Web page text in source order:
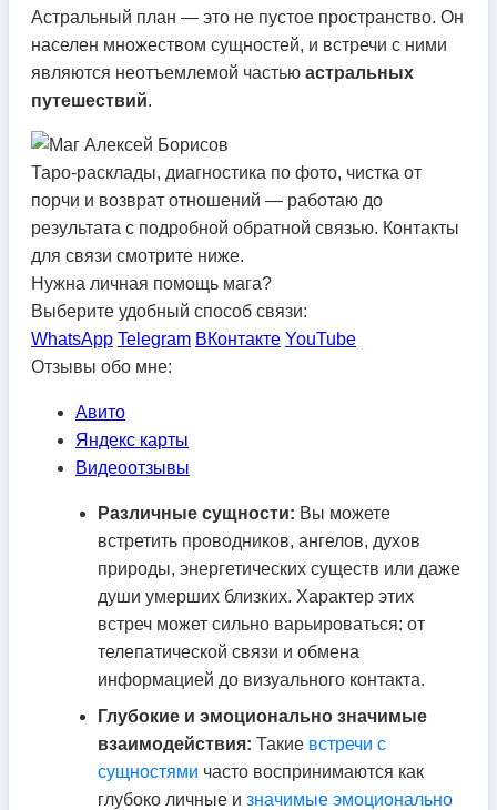
Астральный план — это не пустое пространство. Он
населен множеством сущностей, и встречи с ними
являются неотъемлемой частью астральных
путешествий.
Таро-расклады, диагностика по фото, чистка от
порчи и возврат отношений — работаю до
результата с подробной обратной связью. Контакты
для связи смотрите ниже.
Нужна личная помощь мага?
Выберите удобный способ связи:
WhatsApp Telegram ВКонтакте YouTube
Отзывы обо мне:
Авито
Яндекс карты
Видеоотзывы
Различные сущности: Вы можете
встретить проводников, ангелов, духов
природы, энергетических существ или даже
души умерших близких. Характер этих
встреч может сильно варьироваться: от
телепатической связи и обмена
информацией до визуального контакта.
Глубокие и эмоционально значимые
взаимодействия: Такие встречи с
сущностями часто воспринимаются как
глубоко личные и значимые эмоционально